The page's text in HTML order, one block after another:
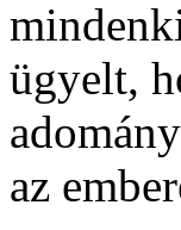
ügyelt,
az